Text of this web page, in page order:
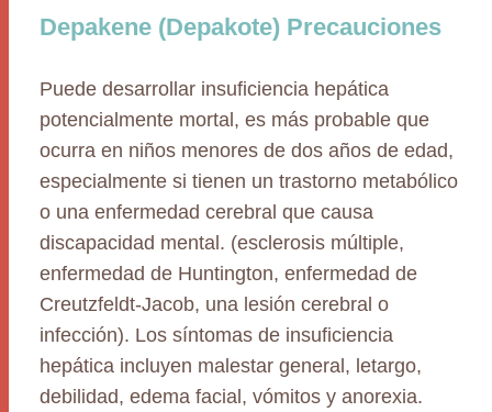
Depakene (Depakote) Precauciones
Puede desarrollar insuficiencia hepática
potencialmente mortal, es más probable que
ocurra en niños menores de dos años de edad,
especialmente si tienen un trastorno metabólico
o una enfermedad cerebral que causa
discapacidad mental. (esclerosis múltiple,
enfermedad de Huntington, enfermedad de
Creutzfeldt-Jacob, una lesión cerebral o
infección). Los síntomas de insuficiencia
hepática incluyen malestar general, letargo,
debilidad, edema facial, vómitos y anorexia.